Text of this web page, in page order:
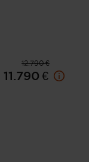
12.790 €
11.790 €